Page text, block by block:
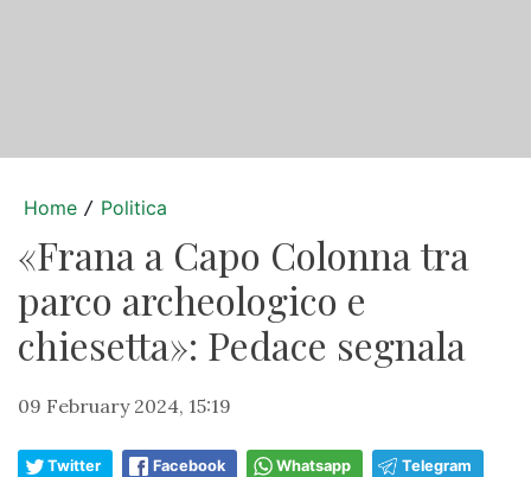
Home / Politica
«Frana a Capo Colonna tra
parco archeologico e
chiesetta»: Pedace segnala
09 February 2024, 15:19
Twitter Facebook Whatsapp Telegram